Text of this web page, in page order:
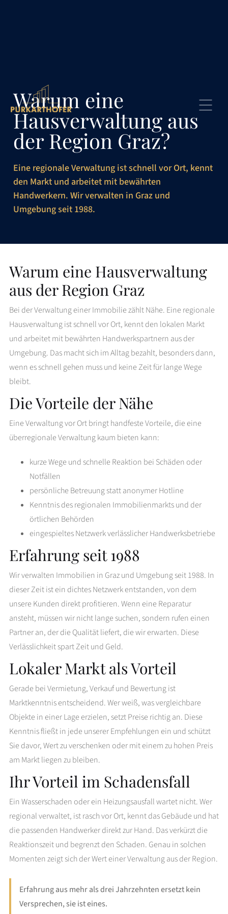
Warum eine
Hausverwaltung aus
der Region Graz?
Eine regionale Verwaltung ist schnell vor Ort, kennt
den Markt und arbeitet mit bewährten
Handwerkern. Wir verwalten in Graz und
Umgebung seit 1988.
Warum eine Hausverwaltung
aus der Region Graz
Bei der Verwaltung einer Immobilie zählt Nähe. Eine regionale
Hausverwaltung ist schnell vor Ort, kennt den lokalen Markt
und arbeitet mit bewährten Handwerkspartnern aus der
Umgebung. Das macht sich im Alltag bezahlt, besonders dann,
wenn es schnell gehen muss und keine Zeit für lange Wege
bleibt.
Die Vorteile der Nähe
Eine Verwaltung vor Ort bringt handfeste Vorteile, die eine
überregionale Verwaltung kaum bieten kann:
kurze Wege und schnelle Reaktion bei Schäden oder
Notfällen
persönliche Betreuung statt anonymer Hotline
Kenntnis des regionalen Immobilienmarkts und der
örtlichen Behörden
eingespieltes Netzwerk verlässlicher Handwerksbetriebe
Erfahrung seit 1988
Wir verwalten Immobilien in Graz und Umgebung seit 1988. In
dieser Zeit ist ein dichtes Netzwerk entstanden, von dem
unsere Kunden direkt profitieren. Wenn eine Reparatur
ansteht, müssen wir nicht lange suchen, sondern rufen einen
Partner an, der die Qualität liefert, die wir erwarten. Diese
Verlässlichkeit spart Zeit und Geld.
Lokaler Markt als Vorteil
Gerade bei Vermietung, Verkauf und Bewertung ist
Marktkenntnis entscheidend. Wer weiß, was vergleichbare
Objekte in einer Lage erzielen, setzt Preise richtig an. Diese
Kenntnis fließt in jede unserer Empfehlungen ein und schützt
Sie davor, Wert zu verschenken oder mit einem zu hohen Preis
am Markt liegen zu bleiben.
Ihr Vorteil im Schadensfall
Ein Wasserschaden oder ein Heizungsausfall wartet nicht. Wer
regional verwaltet, ist rasch vor Ort, kennt das Gebäude und hat
die passenden Handwerker direkt zur Hand. Das verkürzt die
Reaktionszeit und begrenzt den Schaden. Genau in solchen
Momenten zeigt sich der Wert einer Verwaltung aus der Region.
Erfahrung aus mehr als drei Jahrzehnten ersetzt kein
Versprechen, sie ist eines.